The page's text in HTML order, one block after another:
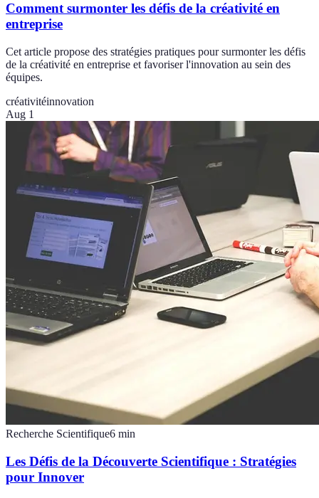
Comment surmonter les défis de la créativité en
entreprise
Cet article propose des stratégies pratiques pour surmonter les défis
de la créativité en entreprise et favoriser l'innovation au sein des
équipes.
créativitéinnovation
Aug 1
Recherche Scientifique6 min
Les Défis de la Découverte Scientifique : Stratégies
pour Innover